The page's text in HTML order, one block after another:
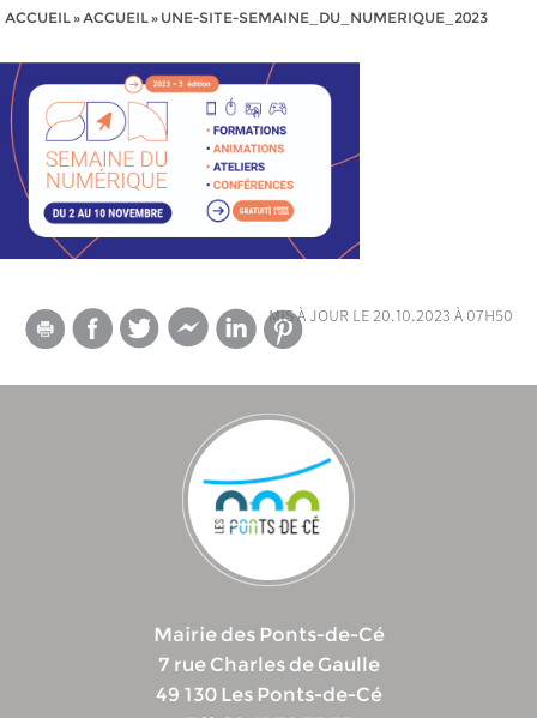
ACCUEIL»ACCUEIL» UNE-SITE-SEMAINE_DU_NUMERIQUE_2023
mis à jour le 20.10.2023 à 07h50
Mairie des Ponts-de-Cé
7 rue Charles de Gaulle
49 130 Les Ponts-de-Cé